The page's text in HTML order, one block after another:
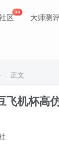
区99 大师测
正文
飞机杯高